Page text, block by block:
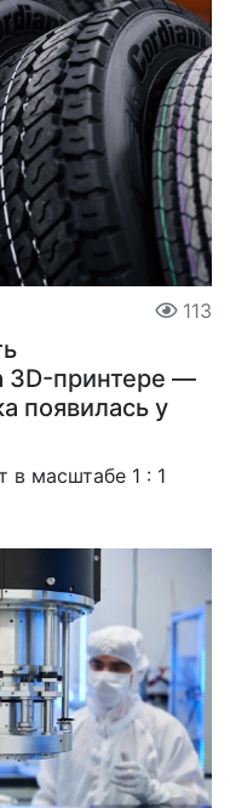
113
3D-принтере —
появилась у
в масштабе 1 : 1